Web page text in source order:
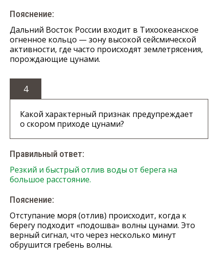
Пояснение:
Дальний Восток России входит в Тихоокеанское
огненное кольцо — зону высокой сейсмической
активности, где часто происходят землетрясения,
порождающие цунами.
4
Какой характерный признак предупреждает
о скором приходе цунами?
Правильный ответ:
Резкий и быстрый отлив воды от берега на
большое расстояние.
Пояснение:
Отступание моря (отлив) происходит, когда к
берегу подходит «подошва» волны цунами. Это
верный сигнал, что через несколько минут
обрушится гребень волны.